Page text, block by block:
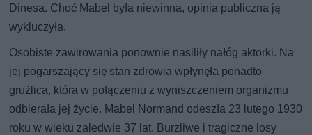
Dinesa. Choć Mabel była niewinna, opinia publiczna ją
wykluczyła.
Osobiste zawirowania ponownie nasiliły nałóg aktorki. Na
jej pogarszający się stan zdrowia wpłynęła ponadto
gruźlica, która w połączeniu z wyniszczeniem organizmu
odbierała jej życie. Mabel Normand odeszła 23 lutego 1930
roku w wieku zaledwie 37 lat. Burzliwe i tragiczne losy